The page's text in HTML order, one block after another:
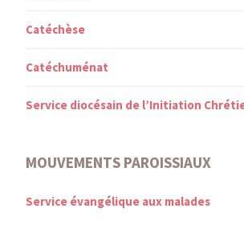
Catéchèse
Catéchuménat
Service diocésain de l’Initiation
MOUVEMENTS PAROISSIAUX
Service évangélique aux malades